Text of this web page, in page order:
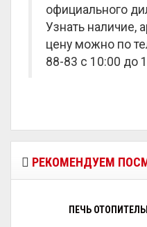
официального
Узнать наличие,
цену можно по
88-83 с 10:00 до
РЕКОМЕНДУЕМ
ПЕЧЬ